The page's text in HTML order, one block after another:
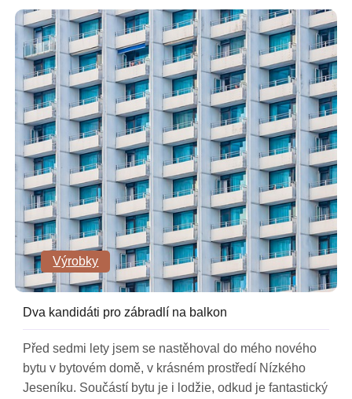
Výrobky
Dva kandidáti pro zábradlí na balkon
Před sedmi lety jsem se nastěhoval do mého nového
bytu v bytovém domě, v krásném prostředí Nízkého
Jeseníku. Součástí bytu je i lodžie, odkud je fantastický